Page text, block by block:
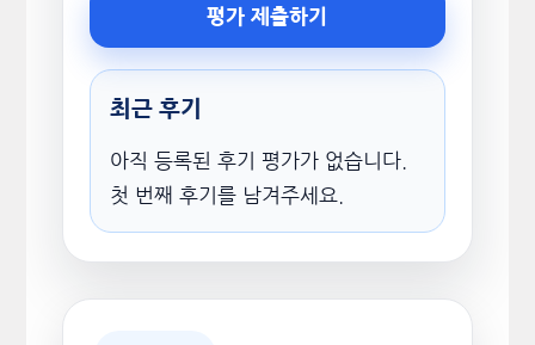
평가 제출하기
최근 후기
아직 등록된 후기 평가가 없습니다.
첫 번째 후기를 남겨주세요.